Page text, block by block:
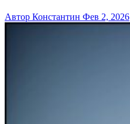
Автор Константин Фев 2, 2026